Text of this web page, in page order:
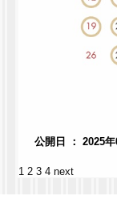
公開日 ： 2025
1 2 3 4 next